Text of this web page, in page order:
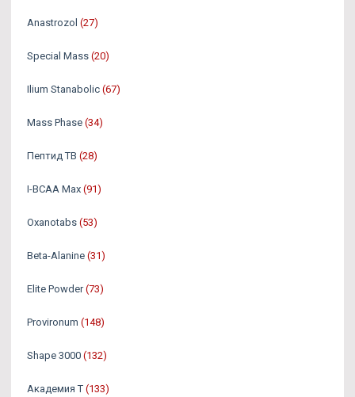
Аnastrozol (27)
Special Mass (20)
Ilium Stanabolic (67)
Mass Phase (34)
Пептид TB (28)
I-BCAA Max (91)
Oxanotabs (53)
Beta-Alanine (31)
Elite Powder (73)
Provironum (148)
Shape 3000 (132)
Академия Т (133)